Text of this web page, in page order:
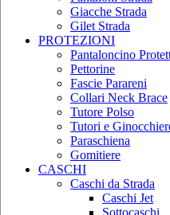
Giacche Strada
Gilet Strada
PROTEZIONI
Pantaloncino
Pettorine
Fascie Parareni
Collari Neck Brace
Tutore Polso
Tutori e
Paraschiena
Gomitiere
CASCHI
Caschi da Strada
Caschi Jet
Sottocaschi